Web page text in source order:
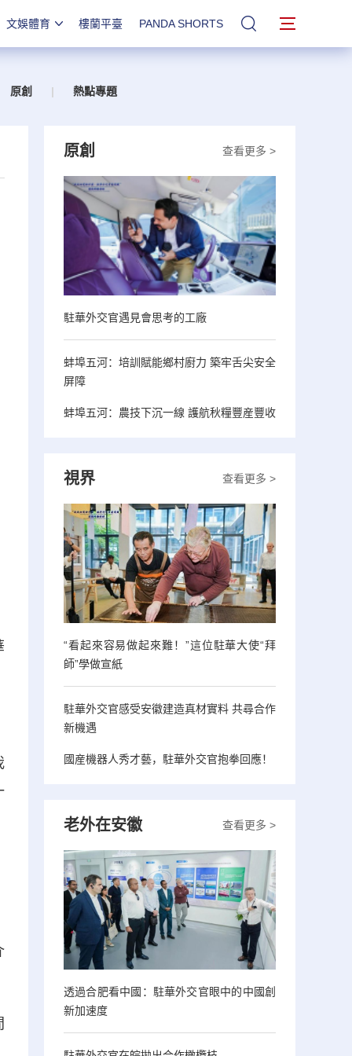
文娛體育 樓蘭平臺 PANDA SHORTS 站內搜索
原創 | 熱點專題
查看更多 >
原創
駐華外交官遇見會思考的工廠
蚌埠五河：培訓賦能鄉村廚力 築牢舌尖安全
屏障
蚌埠五河：農技下沉一線 護航秋糧豐産豐收
查看更多 >
視界
“看起來容易做起來難！”這位駐華大使“拜
師”學做宣紙
駐華外交官感受安徽建造真材實料 共尋合作
新機遇
國産機器人秀才藝，駐華外交官抱拳回應！
查看更多 >
老外在安徽
透過合肥看中國：駐華外交官眼中的中國創
新加速度